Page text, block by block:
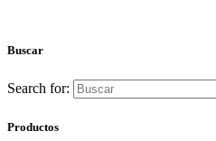
Buscar
Search for:
Productos